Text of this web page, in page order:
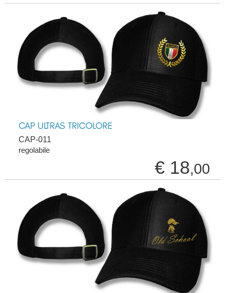
CAP ULTRAS TRICOLORE
CAP-011
regolabile
€ 18,00